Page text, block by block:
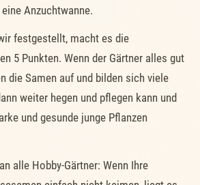
Anzuchtwanne.
festgestellt, macht es die
5 Punkten. Wenn der Gärtner alles gut
die Samen auf und bilden sich viele
weiter hegen und pflegen kann und
und gesunde junge Pflanzen
alle Hobby-Gärtner: Wenn Ihre